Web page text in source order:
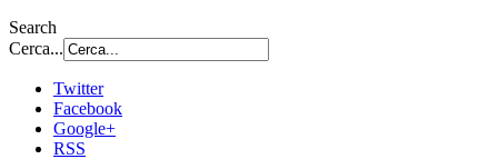
Search
Cerca...
Twitter
Facebook
Google+
RSS